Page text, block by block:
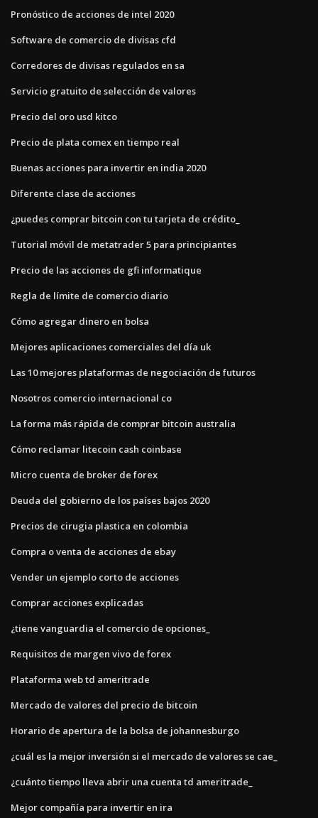
Pronóstico de acciones de intel 2020
Software de comercio de divisas cfd
Corredores de divisas regulados en sa
Servicio gratuito de selección de valores
Precio del oro usd kitco
Precio de plata comex en tiempo real
Buenas acciones para invertir en india 2020
Diferente clase de acciones
¿puedes comprar bitcoin con tu tarjeta de crédito_
Tutorial móvil de metatrader 5 para principiantes
Precio de las acciones de gfi informatique
Regla de límite de comercio diario
Cómo agregar dinero en bolsa
Mejores aplicaciones comerciales del día uk
Las 10 mejores plataformas de negociación de futuros
Nosotros comercio internacional co
La forma más rápida de comprar bitcoin australia
Cómo reclamar litecoin cash coinbase
Micro cuenta de broker de forex
Deuda del gobierno de los países bajos 2020
Precios de cirugia plastica en colombia
Compra o venta de acciones de ebay
Vender un ejemplo corto de acciones
Comprar acciones explicadas
¿tiene vanguardia el comercio de opciones_
Requisitos de margen vivo de forex
Plataforma web td ameritrade
Mercado de valores del precio de bitcoin
Horario de apertura de la bolsa de johannesburgo
¿cuál es la mejor inversión si el mercado de valores se cae_
¿cuánto tiempo lleva abrir una cuenta td ameritrade_
Mejor compañía para invertir en ira